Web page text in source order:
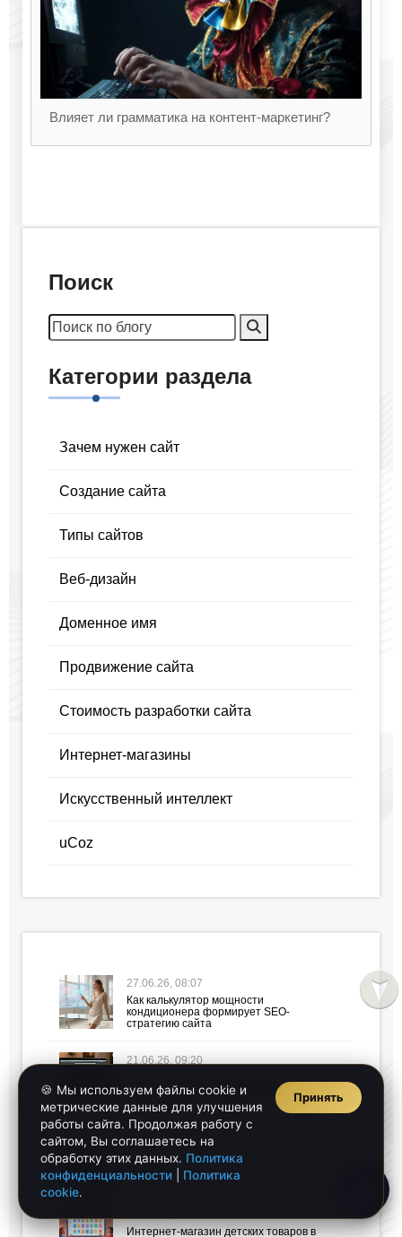
Влияет ли грамматика на контент-маркетинг?
Поиск
Категории раздела
Зачем нужен сайт
Создание сайта
Типы сайтов
Веб-дизайн
Доменное имя
Продвижение сайта
Стоимость разработки сайта
Интернет-магазины
Искусственный интеллект
uCoz
27.06.26, 08:07
Как калькулятор мощности
кондиционера формирует SEO-
стратегию сайта
21.06.26, 09:20
влияет на SEO: поведенческие факторы
и сравнение интерактивных
инструментов
14.06.26, 10:48
Оценка эффективности SEO: от
позиций к бизнес-результатам
Интернет-магазин детских товаров в
🍪 Мы используем файлы cookie и
метрические данные для улучшения
работы сайта. Продолжая работу с
сайтом, Вы соглашаетесь на
обработку этих данных. Политика
конфиденциальности
Политика
cookie.
Принять